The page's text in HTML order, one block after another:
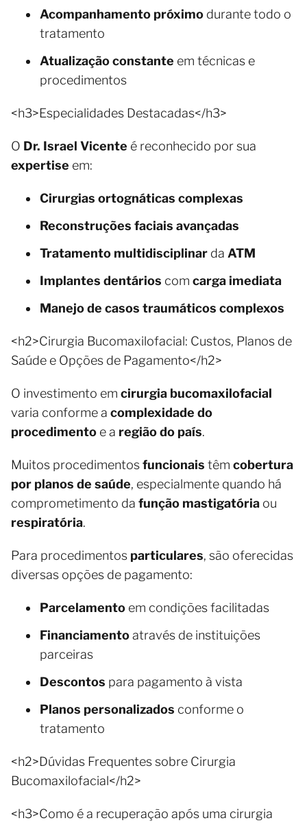
Acompanhamento próximo durante todo o
tratamento
Atualização constante em técnicas e
procedimentos
<h3>Especialidades Destacadas</h3>
O Dr. Israel Vicente é reconhecido por sua
expertise em:
Cirurgias ortognáticas complexas
Reconstruções faciais avançadas
Tratamento multidisciplinar da ATM
Implantes dentários com carga imediata
Manejo de casos traumáticos complexos
<h2>Cirurgia Bucomaxilofacial: Custos, Planos de
Saúde e Opções de Pagamento</h2>
O investimento em cirurgia bucomaxilofacial
varia conforme a complexidade do
procedimento e a região do país.
Muitos procedimentosfuncionais têm cobertura
por planos de saúde, especialmente quando há
comprometimento da função mastigatória ou
respiratória.
Para procedimentos particulares, são oferecidas
diversas opções de pagamento:
Parcelamento em condições facilitadas
Financiamentoatravés de instituições
parceiras
Descontos para pagamento à vista
Planos personalizados conforme o
tratamento
<h2>Dúvidas Frequentes sobre Cirurgia
Bucomaxilofacial</h2>
<h3>Como é a recuperação após uma cirurgia